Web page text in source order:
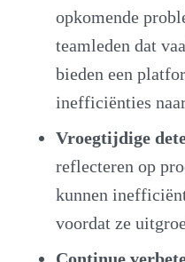
opkomende
teamleden dat
bieden een
inefficiënties
Vroegtijdige
reflecteren op
kunnen
voordat ze